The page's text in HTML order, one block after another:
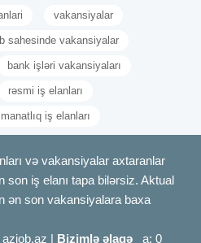
vakansiyalar
sahesinde vakansiyalar
bank işləri vakansiyaları
rəsmi iş elanları
iş elanları
və vakansiyalar axtaranlar
son iş elanı tapa bilərsiz. Aktual
ən son vakansiyalara baxa
| Bizimlə əlaqə a: 0